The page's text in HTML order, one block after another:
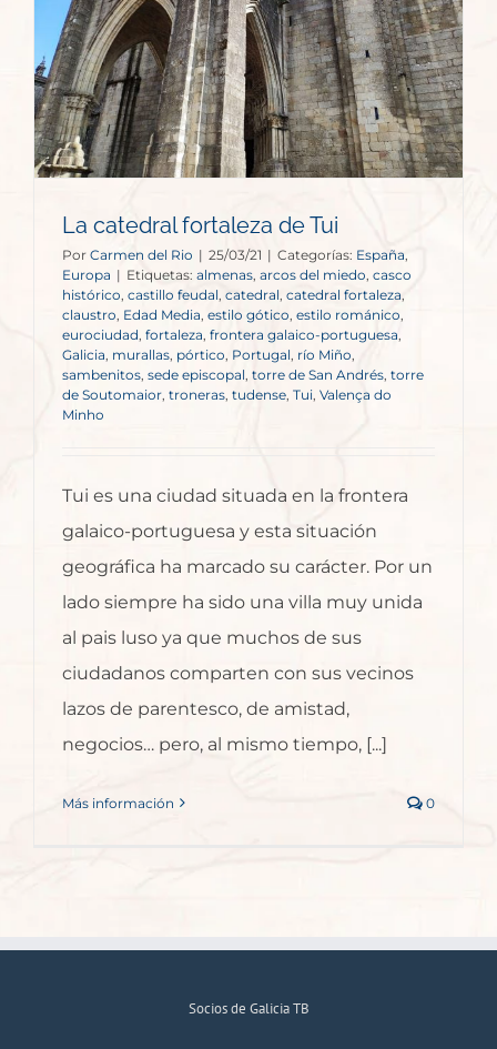
La catedral fortaleza de Tui
Por Carmen del Rio | 25/03/21 | Categorías: España,
Europa | Etiquetas: almenas arcos del miedo, casco
histórico castillo feudal catedral catedral fortaleza,
claustro Edad Media estilo gótico estilo románico
eurociudad fortaleza, frontera galaico-portuguesa
Galicia murallas, pórtico, Portugal río Miño,
sambenitos, sede episcopal, torre de San Andrés torre
de Soutomaior troneras tudense Tui Valença do
Minho
Tui es una ciudad situada en la frontera
galaico-portuguesa y esta situación
geográfica ha marcado su carácter. Por un
lado siempre ha sido una villa muy unida
al pais luso ya que muchos de sus
ciudadanos comparten con sus vecinos
lazos de parentesco, de amistad,
negocios… pero, al mismo tiempo, [...]
Más información 0
Socios de Galicia TB